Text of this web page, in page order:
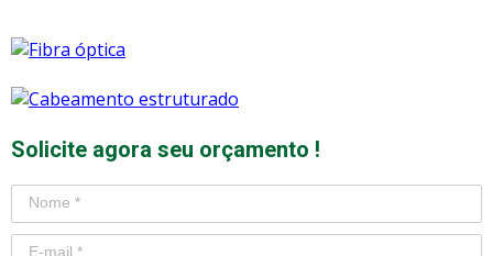
Solicite agora seu orçamento !